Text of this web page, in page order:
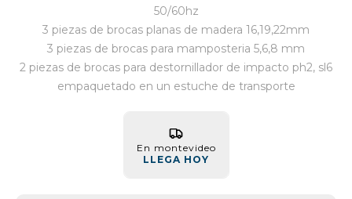
50/60hz
3 piezas de brocas planas de madera 16,19,22mm
3 piezas de brocas para mamposteria 5,6,8 mm
2 piezas de brocas para destornillador de impacto ph2, sl6
empaquetado en un estuche de transporte
En montevideo
LLEGA HOY